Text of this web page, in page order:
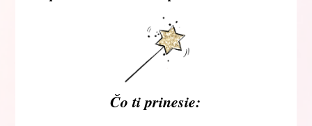
Čo ti prinesie: